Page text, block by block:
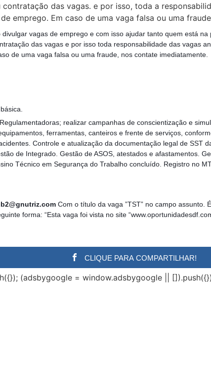
das vagas. e por isso, toda a
emprego. Em caso de uma vaga falsa ou uma
vagas de emprego e com isso ajudar tanto quem está
das vagas e por isso toda responsabilidade das vagas
de uma vaga falsa ou uma fraude, nos contate imediatamente.
realizar campanhas de conscientização e
ferramentas, canteiros e frente de serviços,
Controle e atualização da documentação legal de SST
de Integrado. Gestão de ASOS, atestados e afastamentos.
Técnico em Segurança do Trabalho concluído. Registro no
Com o título da vaga ”TST” no campo assunto.
forma: “Esta vaga foi vista no site
CLIQUE PARA COMPARTILHAR!
(adsbygoogle = window.adsbygoogle ||